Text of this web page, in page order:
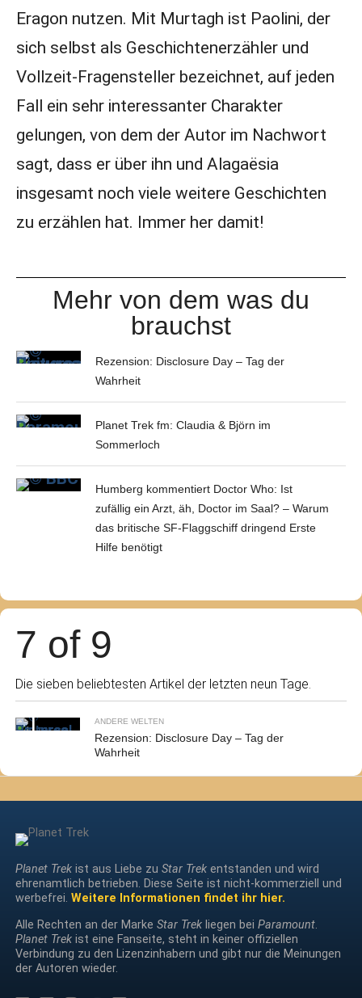
Eragon nutzen. Mit Murtagh ist Paolini, der
sich selbst als Geschichtenerzähler und
Vollzeit-Fragensteller bezeichnet, auf jeden
Fall ein sehr interessanter Charakter
gelungen, von dem der Autor im Nachwort
sagt, dass er über ihn und Alagaësia
insgesamt noch viele weitere Geschichten
zu erzählen hat. Immer her damit!
Mehr von dem was du
brauchst
Rezension: Disclosure Day – Tag der
Wahrheit
Planet Trek fm: Claudia & Björn im
Sommerloch
Humberg kommentiert Doctor Who: Ist
zufällig ein Arzt, äh, Doctor im Saal? – Warum
das britische SF-Flaggschiff dringend Erste
Hilfe benötigt
7 of 9
Die sieben beliebtesten Artikel der letzten neun Tage.
ANDERE WELTEN
Rezension: Disclosure Day – Tag der
Wahrheit
Planet Trekist aus Liebe zu Star Trekentstanden und wird
ehrenamtlich betrieben. Diese Seite ist nicht-kommerziell und
werbefrei. Weitere Informationen findet ihr hier.
Alle Rechten an der Marke Star Trekliegen bei Paramount.
Planet Trekist eine Fanseite, steht in keiner offiziellen
Verbindung zu den Lizenzinhabern und gibt nur die Meinungen
der Autoren wieder.